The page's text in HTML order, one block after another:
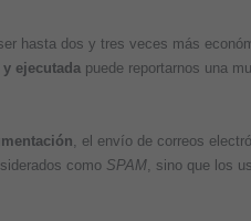
hasta dos y tres veces más
ejecutada puede reportarnos una
, el envío de correos
como SPAM, sino que los